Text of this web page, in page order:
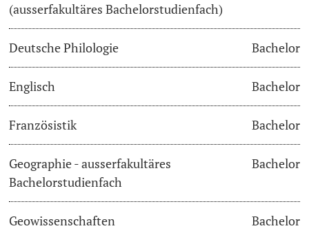
Mobility
Course Auditors
Student Life
Campus Stories
Advice & Support
(ausserfakultäres Bachelorstudienfach)
Deutsche Philologie Bachelor
Englisch Bachelor
Französistik Bachelor
Geographie - ausserfakultäres
Bachelorstudienfach
Bachelor
Geowissenschaften Bachelor